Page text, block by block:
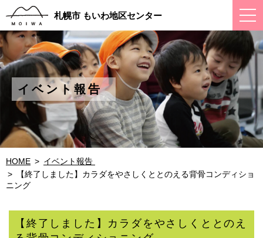
札幌市 もいわ地区センター
イベント報告 
HOME
イベント報告 
【終了しました】カラダをやさしくととのえる背骨コンディショ
ニング
【終了しました】カラダをやさしくととのえ
ス
マ
ー
ト
フ
ォ
メ
ニ
ュ
ー